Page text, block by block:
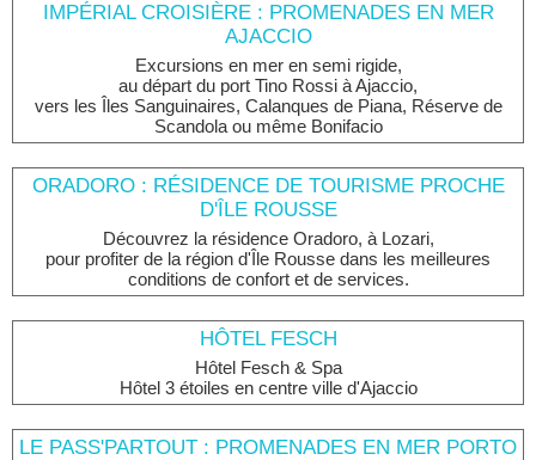
IMPÉRIAL CROISIÈRE : PROMENADES EN MER
AJACCIO
Excursions en mer en semi rigide,
au départ du port Tino Rossi à Ajaccio,
vers les Îles Sanguinaires, Calanques de Piana, Réserve de
Scandola ou même Bonifacio
ORADORO : RÉSIDENCE DE TOURISME PROCHE
D'ÎLE ROUSSE
Découvrez la résidence Oradoro, à Lozari,
pour profiter de la région d'Île Rousse dans les meilleures
conditions de confort et de services.
HÔTEL FESCH
Hôtel Fesch & Spa
Hôtel 3 étoiles en centre ville d'Ajaccio
LE PASS'PARTOUT : PROMENADES EN MER PORTO